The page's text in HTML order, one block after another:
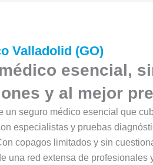
Valladolid (GO)
esencial,
y al mejor
un seguro médico esencial que
especialistas y pruebas
copagos limitados y sin
una red extensa de profesionales